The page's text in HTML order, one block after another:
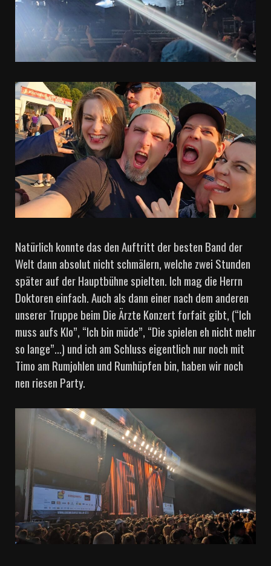
Natürlich konnte das den Auftritt der besten Band der
Welt dann absolut nicht schmälern, welche zwei Stunden
später auf der Hauptbühne spielten. Ich mag die Herrn
Doktoren einfach. Auch als dann einer nach dem anderen
unserer Truppe beim Die Ärzte Konzert forfait gibt, (“Ich
muss aufs Klo”, “Ich bin müde”, “Die spielen eh nicht mehr
so lange”…) und ich am Schluss eigentlich nur noch mit
Timo am Rumjohlen und Rumhüpfen bin, haben wir noch
nen riesen Party.